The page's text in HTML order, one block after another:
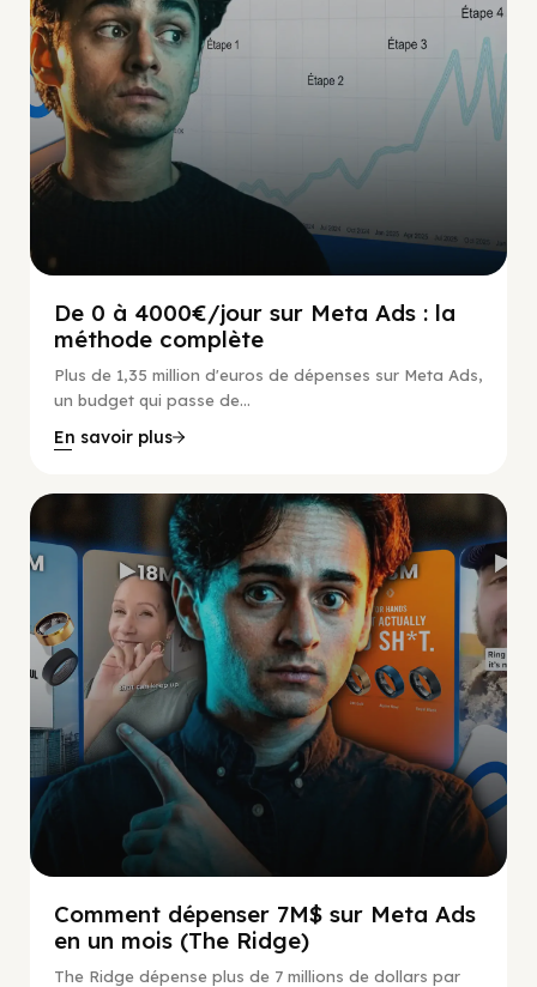
De 0 à 4000€/jour sur Meta Ads : la
méthode complète
Plus de 1,35 million d'euros de dépenses sur Meta Ads,
un budget qui passe de...
En savoir plus
Social Scaling
Comment dépenser 7M$ sur Meta Ads
en un mois (The Ridge)
The Ridge dépense plus de 7 millions de dollars par